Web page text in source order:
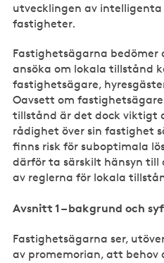
utvecklingen av
fastigheter.
Fastighetsägarna
ansöka om lokala tillstånd
fastighetsägare,
Oavsett om
tillstånd är det dock viktigt
rådighet över sin fastighet
finns risk för suboptimala
därför ta särskilt hänsyn
av reglerna för lokala
Avsnitt 1 – bakgrund och
Fastighetsägarna ser,
av promemorian, att behov